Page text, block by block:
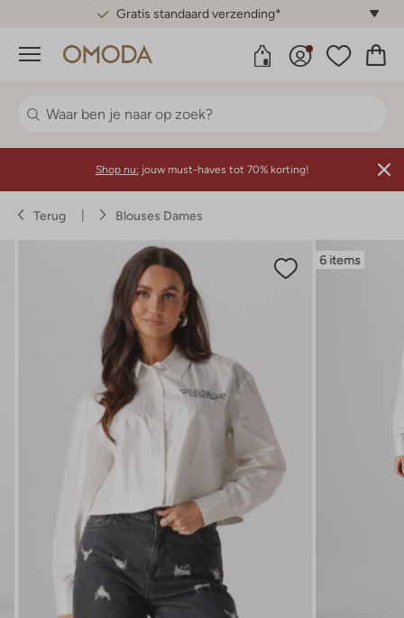
Gratis standaard verzending*
Menu
Shop nu: jouw must-haves tot 70% korting!
Terug Blouses Dames
6 items